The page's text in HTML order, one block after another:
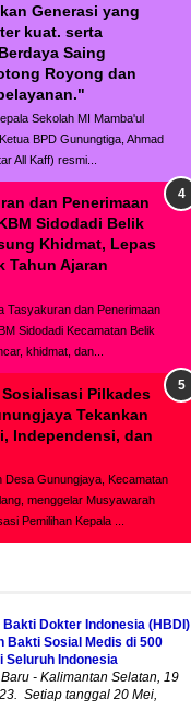
Generasi yang
kuat. serta
Saing
Royong dan
Sekolah MI Mamba'ul
BPD Gunungtiga, Ahmad
All Kaff) resmi...
dan Penerimaan
Sidodadi Belik
Khidmat, Lepas
Tahun Ajaran
Tasyakuran dan Penerimaan
Sidodadi Kecamatan Belik
khidmat, dan...
Pilkades
Tekankan
Independensi, dan
Desa Gunungjaya, Kecamatan
menggelar Musyawarah
Pemilihan Kepala ...
Bakti Dokter Indonesia (HBDI)
Bakti Sosial Medis di 500
Seluruh Indonesia
- Kalimantan Selatan, 19
Setiap tanggal 20 Mei,